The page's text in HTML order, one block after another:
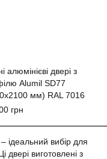
алюмінієві двері з
Alumil SD77
мм) RAL 7016
грн
– ідеальний вибір для
двері виготовлені з